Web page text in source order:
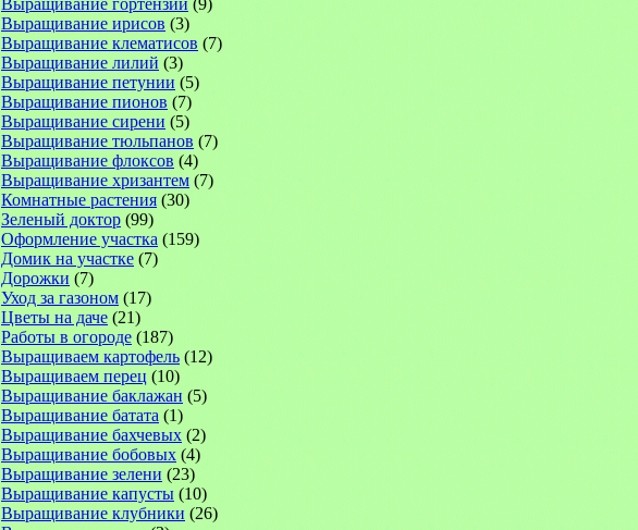
Выращивание гортензий (9)
Выращивание ирисов (3)
Выращивание клематисов (7)
Выращивание лилий (3)
Выращивание петунии (5)
Выращивание пионов (7)
Выращивание сирени (5)
Выращивание тюльпанов (7)
Выращивание флоксов (4)
Выращивание хризантем (7)
Комнатные растения (30)
Зеленый доктор (99)
Оформление участка (159)
Домик на участке (7)
Дорожки (7)
Уход за газоном (17)
Цветы на даче (21)
Работы в огороде (187)
Выращиваем картофель (12)
Выращиваем перец (10)
Выращивание баклажан (5)
Выращивание батата (1)
Выращивание бахчевых (2)
Выращивание бобовых (4)
Выращивание зелени (23)
Выращивание капусты (10)
Выращивание клубники (26)